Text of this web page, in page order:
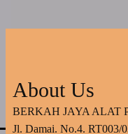
About Us
BERKAH JAYA ALAT
Jl. Damai. No.4. RT003/